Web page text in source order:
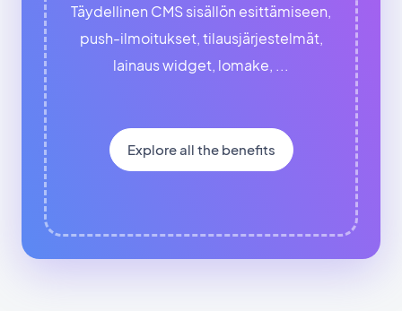
Täydellinen CMS sisällön esittämiseen,
push-ilmoitukset, tilausjärjestelmät,
lainaus widget, lomake, ...
Explore all the benefits